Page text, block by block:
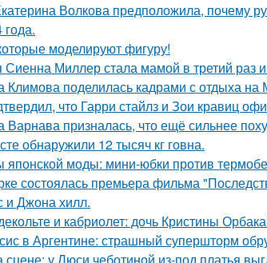
Волкова предположила, почему
моделируют фигуру!
Сиенна Миллер стала мамой в третий раз
Климова поделилась кадрами с отдыха
что Гарри стайлз и Зои кравиц
Варнава призналась, что ещё сильнее
обнаружили 12 тысяч кг говна.
японской моды: мини-юбки против
состоялась премьера фильма
и Джона хилл.
и кабриолет: дочь Кристины
в Аргентине: страшный супершторм